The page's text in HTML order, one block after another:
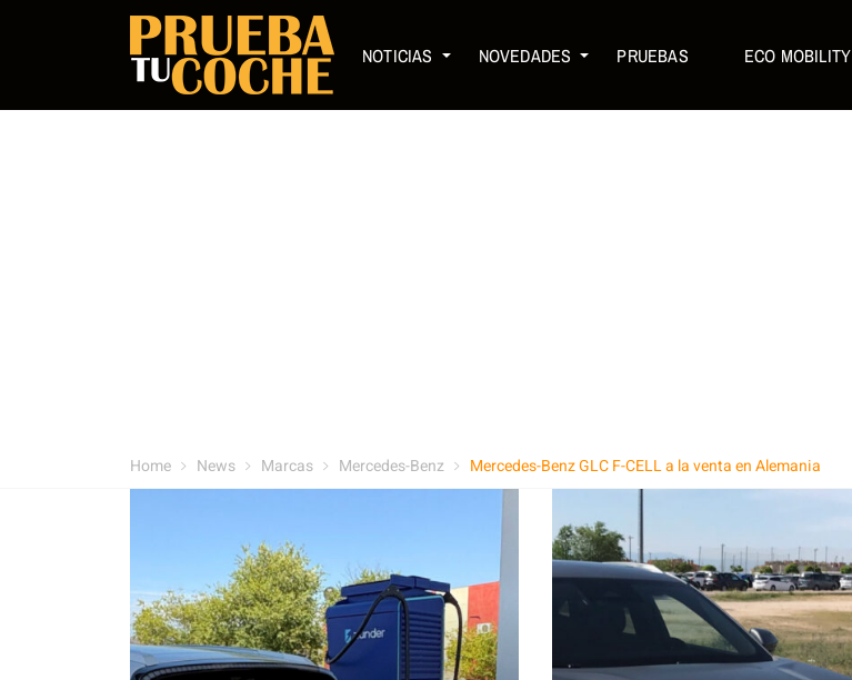
NOTICIAS NOVEDADES PRUEBAS ECO MOBILITY
Home News Marcas Mercedes-Benz Mercedes-Benz GLC F-CELL a la venta en Alemania